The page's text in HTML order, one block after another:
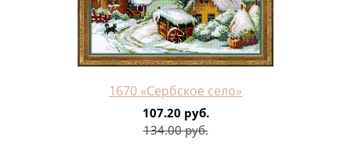
1670 «Сербское село»
107.20 руб.
134.00 руб.